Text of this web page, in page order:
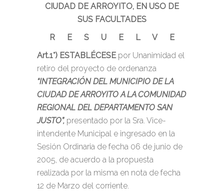
CIUDAD DE ARROYITO, EN USO DE
SUS FACULTADES
R E S U E L V E
Art.1°) ESTABLÉCESE por Unanimidad el
retiro del proyecto de ordenanza
“INTEGRACIÓN DEL MUNICIPIO DE LA
CIUDAD DE ARROYITO A LA COMUNIDAD
REGIONAL DEL DEPARTAMENTO SAN
JUSTO”, presentado por la Sra. Vice-
intendente Municipal e ingresado en la
Sesión Ordinaria de fecha 06 de junio de
2005, de acuerdo a la propuesta
realizada por la misma en nota de fecha
12 de Marzo del corriente.